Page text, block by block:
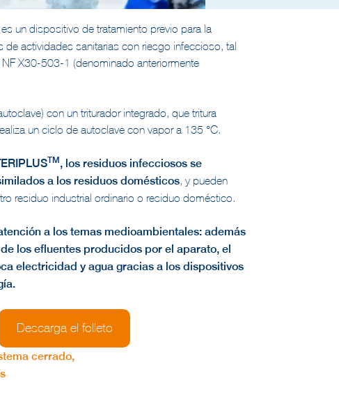
es un dispositivo de tratamiento previo para la
actividades sanitarias con riesgo infeccioso, tal
X30-503-1 (denominado anteriormente
con un triturador integrado, que tritura
un ciclo de autoclave con vapor a 135 °C.
TM , los residuos infecciosos se
a los residuos domésticos, y pueden
residuo industrial ordinario o residuo doméstico.
a los temas medioambientales: además
los efluentes producidos por el aparato, el
electricidad y agua gracias a los dispositivos
Descarga el folleto
cerrado,